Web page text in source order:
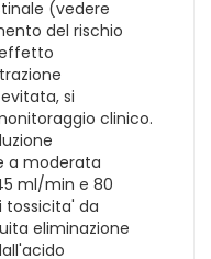
(vedere
del rischio
si
clinico.
a moderata
ml/min e 80
da
eliminazione